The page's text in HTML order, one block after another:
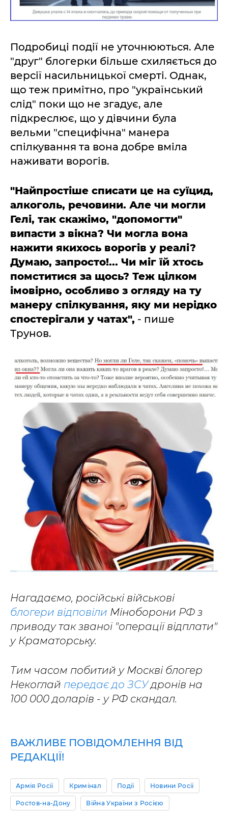
Подробиці події не уточнюються. Але
"друг" блогерки більше схиляється до
версії насильницької смерті. Однак,
що теж примітно, про "український
слід" поки що не згадує, але
підкреслює, що у дівчини була
вельми "специфічна" манера
спілкування та вона добре вміла
наживати ворогів.
"Найпростіше списати це на суїцид,
алкоголь, речовини. Але чи могли
Гелі, так скажімо, "допомогти"
випасти з вікна? Чи могла вона
нажити якихось ворогів у реалі?
Думаю, запросто!... Чи міг їй хтось
помститися за щось? Теж цілком
імовірно, особливо з огляду на ту
манеру спілкування, яку ми нерідко
спостерігали у чатах", - пише
Трунов.
Нагадаємо, російські військові
блогери відповіли Міноборони РФ з
приводу так званої "операції відплати"
у Краматорську.
Тим часом побитий у Москві блогер
Некоглай передає до ЗСУдронів на
100 000 доларів - у РФ скандал.
ВАЖЛИВЕ ПОВІДОМЛЕННЯ ВІД
РЕДАКЦІЇ!
Армія Росії Кримінал Події Новини Росії
Ростов-на-Дону Війна України з Росією